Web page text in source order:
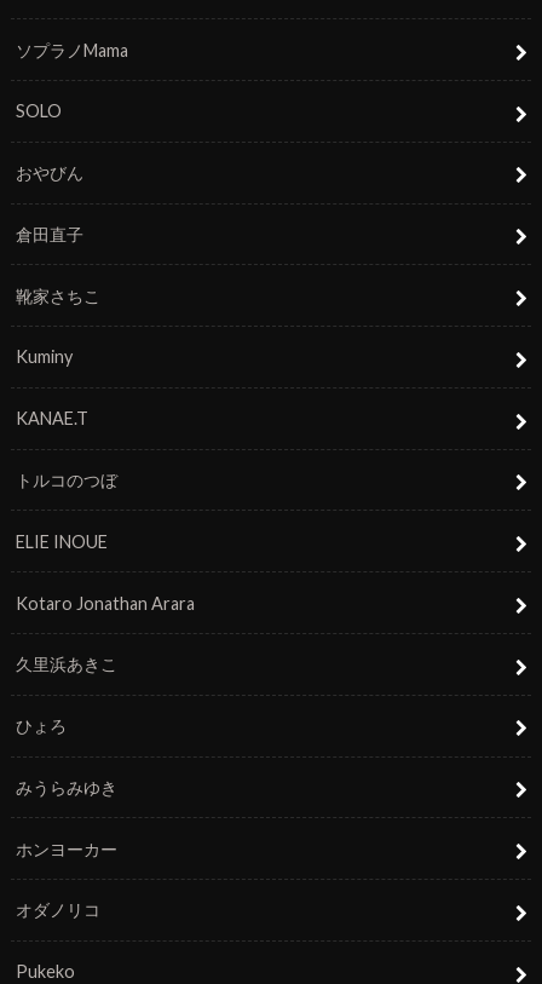
ソプラノMama
SOLO
おやびん
倉田直子
靴家さちこ
Kuminy
KANAE.T
トルコのつぼ
ELIE INOUE
Kotaro Jonathan Arara
久里浜あきこ
ひょろ
みうらみゆき
ホンヨーカー
オダノリコ
Pukeko